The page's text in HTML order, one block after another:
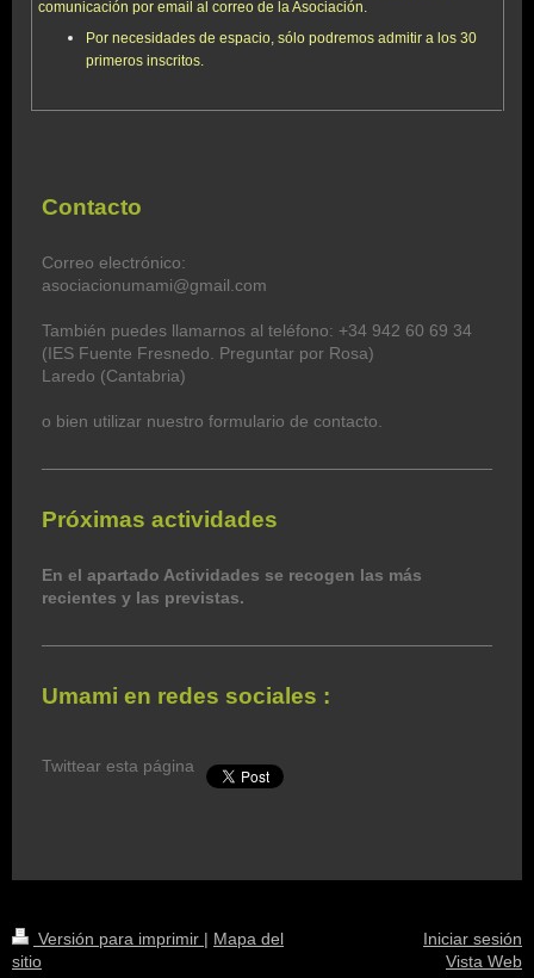
comunicación por email al correo de la Asociación.
Por necesidades de espacio, sólo podremos admitir a los 30
primeros inscritos.
Contacto
Correo electrónico:
asociacionumami@gmail.com
También puedes llamarnos al teléfono: +34 942 60 69 34
(IES Fuente Fresnedo. Preguntar por Rosa)
Laredo (Cantabria)
o bien utilizar nuestro formulario de contacto.
Próximas actividades
En el apartado Actividades se recogen las más
recientes y las previstas.
Umami en redes sociales :
Twittear esta página
Versión para imprimir | Mapa del
sitio
Iniciar sesión
Vista Web